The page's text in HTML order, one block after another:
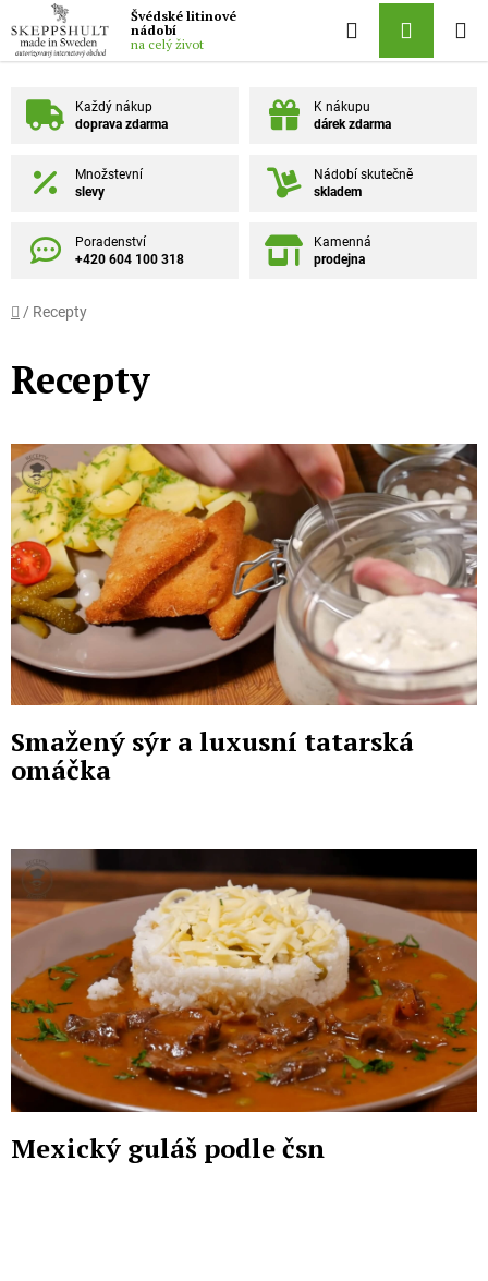
Přejít na obsah
Švédské litinové
nádobí
na celý život
Hledat
Každý nákup
doprava zdarma
K nákupu
dárek zdarma
Množstevní
slevy
Nádobí skutečně
skladem
Poradenství
+420 604 100 318
Kamenná
prodejna
Domů
/ Recepty
Recepty
Výpis článků
Smažený sýr a luxusní tatarská
omáčka
Mexický guláš podle čsn